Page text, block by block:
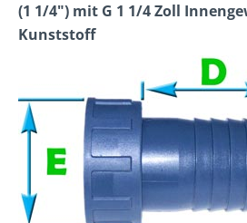
(1 1/4") mit G 1 1/4 Zoll
Kunststoff